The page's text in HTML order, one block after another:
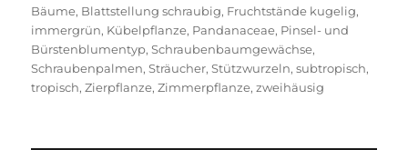
Bäume, Blattstellung schraubig, Fruchtstände kugelig,
immergrün, Kübelpflanze, Pandanaceae, Pinsel- und
Bürstenblumentyp,Schraubenbaumgewächse,
Schraubenpalmen,Sträucher,Stützwurzeln,subtropisch,
tropisch,Zierpflanze,Zimmerpflanze,zweihäusig